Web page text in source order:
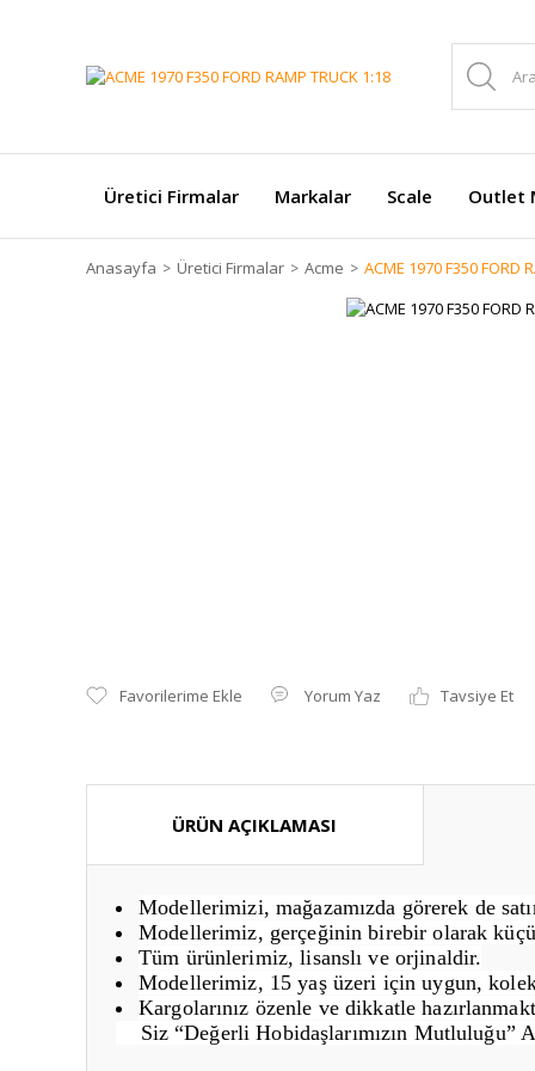
Üretici Firmalar Markalar Scale Outlet
Anasayfa Üretici Firmalar Acme ACME 1970 F350 FORD
Yorum Yaz Tavsiye Et
ÜRÜN AÇIKLAMASI
Modellerimizi, mağazamızda görerek de
Modellerimiz, gerçeğinin birebir olarak
Tüm ürünlerimiz, lisanslı ve orjinaldir.
Modellerimiz, 15 yaş üzeri için uygun,
Kargolarınız özenle ve dikkatle
Siz “Değerli Hobidaşlarımızın Mutluluğu”